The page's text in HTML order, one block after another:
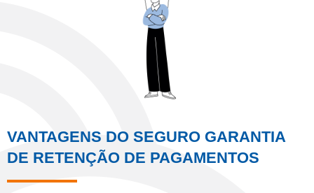
VANTAGENS DO SEGURO GARANTIA
DE RETENÇÃO DE PAGAMENTOS